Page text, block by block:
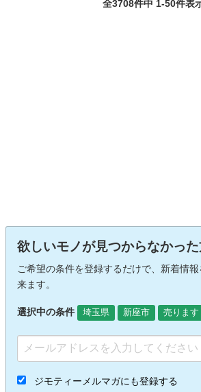
全3708件中 1-50件表
欲しいモノが見つからなかっ
ご希望の条件を登録するだけで、新着情
来ます。
選択中の条件 埼玉県 新座市 売ります
ジモティーメルマガにも登録する